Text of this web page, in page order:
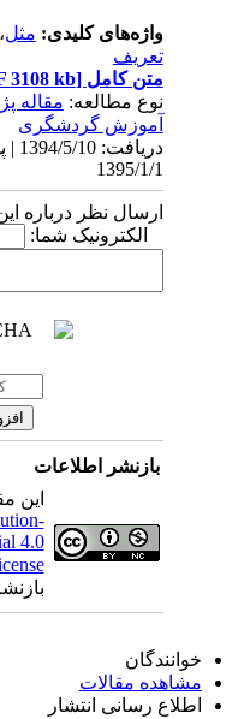
واژه‌های کلیدی:مثل،
تعریف
متن کامل[PDF 3108 kb]
نوع مطالعه:مقاله
آموزش گردشگری
1395/1/1
ارسال نظر درباره
الکترونیک شما:
بازنشر اطلاعات
این
4.0
خوانندگان
مشاهده مقالات
اطلاع رسانی انتشار